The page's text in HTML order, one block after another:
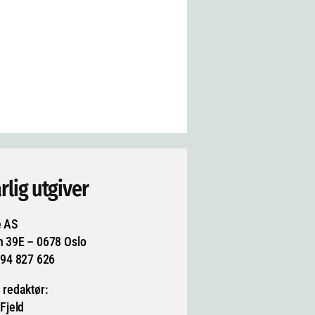
utgiver
AS
39E – 0678 Oslo
827 626